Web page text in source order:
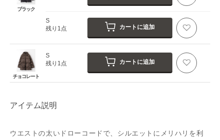
ブラック
S
残り1点
カートに追加
チョコレート
S
残り1点
カートに追加
アイテム説明
ウエストの太いドローコードで、シルエットにメリハリを利